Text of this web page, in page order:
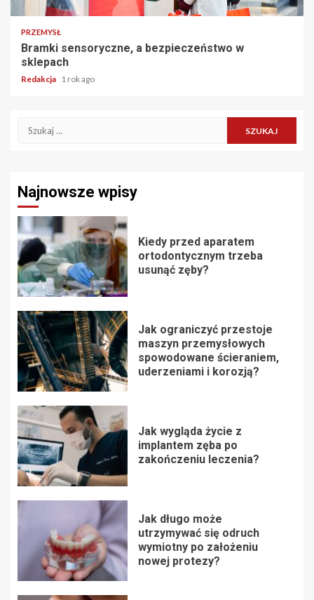
PRZEMYSŁ
Bramki sensoryczne, a bezpieczeństwo w
sklepach
Redakcja 1 rok ago
Szukaj:
Najnowsze wpisy
Kiedy przed aparatem
ortodontycznym trzeba
usunąć zęby?
Jak ograniczyć przestoje
maszyn przemysłowych
spowodowane ścieraniem,
uderzeniami i korozją?
Jak wygląda życie z
implantem zęba po
zakończeniu leczenia?
Jak długo może
utrzymywać się odruch
wymiotny po założeniu
nowej protezy?